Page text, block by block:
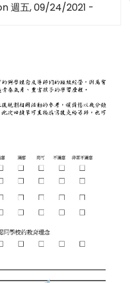
週五, 09/24/2021 -